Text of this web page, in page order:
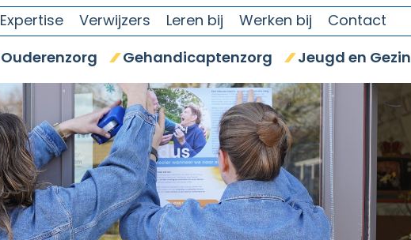
Expertise Verwijzers Leren bij Werken bij Contact
Ouderenzorg Gehandicaptenzorg Jeugd en Gezin